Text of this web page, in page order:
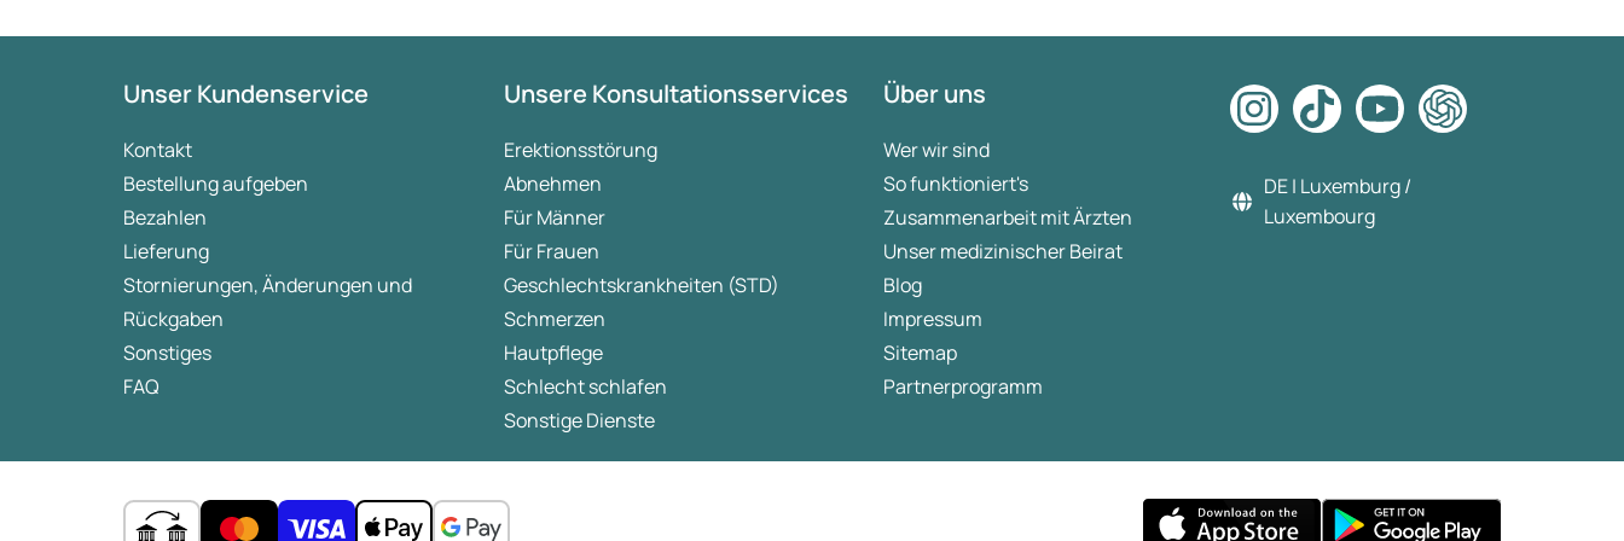
Unser Kundenservice
Kontakt
Bestellung aufgeben
Bezahlen
Lieferung
Stornierungen, Änderungen und
Rückgaben
Sonstiges
FAQ
Unsere Konsultationsservices
Erektionsstörung
Abnehmen
Für Männer
Für Frauen
Geschlechtskrankheiten (STD)
Schmerzen
Hautpflege
Schlecht schlafen
Sonstige Dienste
Über uns
Wer wir sind
So funktioniert's
Zusammenarbeit mit Ärzten
Unser medizinischer Beirat
Blog
Impressum
Sitemap
Partnerprogramm
DE | Luxemburg /
Luxembourg